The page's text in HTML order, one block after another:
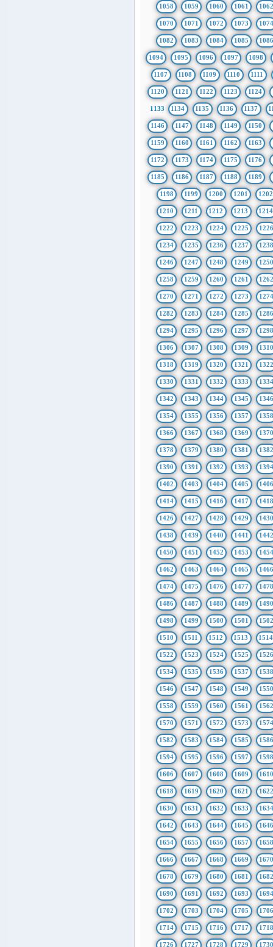
1058 1059 1060 1061 1062
1070 1071 1072 1073 1074
1082 1083 1084 1085 1086
1094 1095 1096 1097 1098
1107 1108 1109 1110 1111
1120 1121 1122 1123 1124
1133 1134 1135 1136 1137
1146 1147 1148 1149 1150
1159 1160 1161 1162 1163
1172 1173 1174 1175 1176
1185 1186 1187 1188 1189
1198 1199 1200 1201 1202
1210 1211 1212 1213 1214
1222 1223 1224 1225 1226
1234 1235 1236 1237 1238
1246 1247 1248 1249 1250
1258 1259 1260 1261 1262
1270 1271 1272 1273 1274
1282 1283 1284 1285 1286
1294 1295 1296 1297 1298
1306 1307 1308 1309
1318 1319 1320 1321 1322
1330 1331 1332 1333 1334
1342 1343 1344 1345 1346
1354 1355 1356 1357 1358
1366 1367 1368 1369 1370
1378 1379 1380 1381 1382
1390 1391 1392 1393 1394
1402 1403 1404 1405
1414 1415 1416 1417 1418
1426 1427 1428 1429 1430
1438 1439 1440 1441 1442
1450 1451 1452 1453 1454
1462 1463 1464 1465 1466
1474 1475 1476 1477 1478
1486 1487 1488 1489 1490
1498 1499 1500 1501 1502
1510 1511 1512 1513 1514
1522 1523 1524 1525 1526
1534 1535 1536 1537 1538
1546 1547 1548 1549 1550
1558 1559 1560 1561 1562
1570 1571 1572 1573 1574
1582 1583 1584 1585 1586
1594 1595 1596 1597 1598
1606 1607 1608 1609
1618 1619 1620 1621 1622
1630 1631 1632 1633 1634
1642 1643 1644 1645 1646
1654 1655 1656 1657 1658
1666 1667 1668 1669 1670
1678 1679 1680 1681 1682
1690 1691 1692 1693 1694
1702 1703 1704 1705
1714 1715 1716 1717 1718
1726 1727 1728 1729 1730